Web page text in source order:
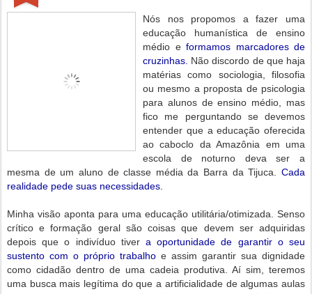
Nós nos propomos a fazer uma
educação humanística de ensino
médio e formamos marcadores de
cruzinhas. Não discordo de que haja
matérias como sociologia, filosofia
ou mesmo a proposta de psicologia
para alunos de ensino médio, mas
fico me perguntando se devemos
entender que a educação oferecida
ao caboclo da Amazônia em uma
escola de noturno deva ser a
mesma de um aluno de classe média da Barra da Tijuca. Cada
realidade pede suas necessidades.
Minha visão aponta para uma educação utilitária/otimizada. Senso
crítico e formação geral são coisas que devem ser adquiridas
depois que o indivíduo tiver a oportunidade de garantir o seu
sustento com o próprio trabalho e assim garantir sua dignidade
como cidadão dentro de uma cadeia produtiva. Aí sim, teremos
uma busca mais legítima do que a artificialidade de algumas aulas